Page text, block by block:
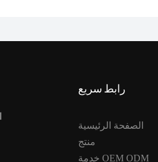
رابط سريع
الصفحة الرئيسية
منتج
خدمة OEM ODM